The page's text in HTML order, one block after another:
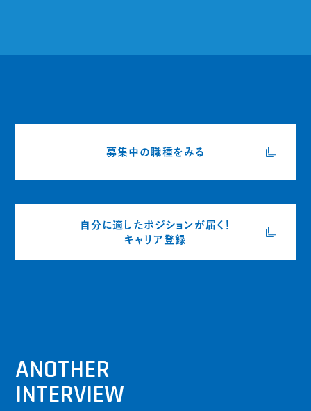
募集中の職種をみる
自分に適したポジションが届く！
キャリア登録
ANOTHER
INTERVIEW